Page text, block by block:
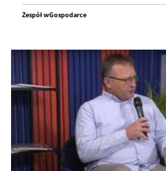
Zespół wGospodarce